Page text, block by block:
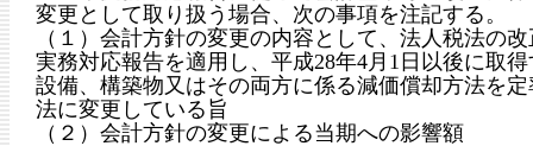
変更として取り扱う場合、次の事項を注記する。
（１）会計方針の変更の内容として、法人税法の
実務対応報告を適用し、平成28年4月1日以後に取
設備、構築物又はその両方に係る減価償却方法を
法に変更している旨
（２）会計方針の変更による当期への影響額